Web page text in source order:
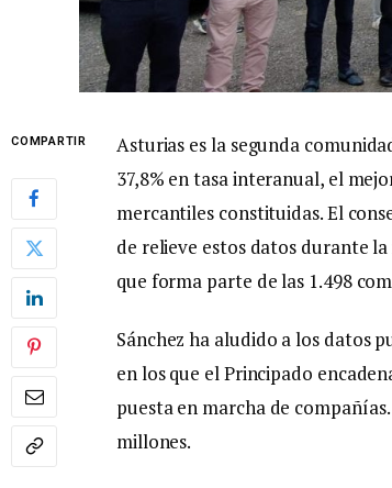
COMPARTIR
Asturias es la segunda
37,8% en tasa interanual, el
mercantiles constituidas. El
de relieve estos datos durante
que forma parte de las 1.498
Sánchez ha aludido a los datos
en los que el Principado
puesta en marcha de
millones.